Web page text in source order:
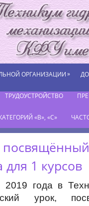
ОРГАНИЗАЦИИ»
ТРУДОУСТРОЙСТВО
«В», «С»
для 1 курсов
2019 года в
урок,